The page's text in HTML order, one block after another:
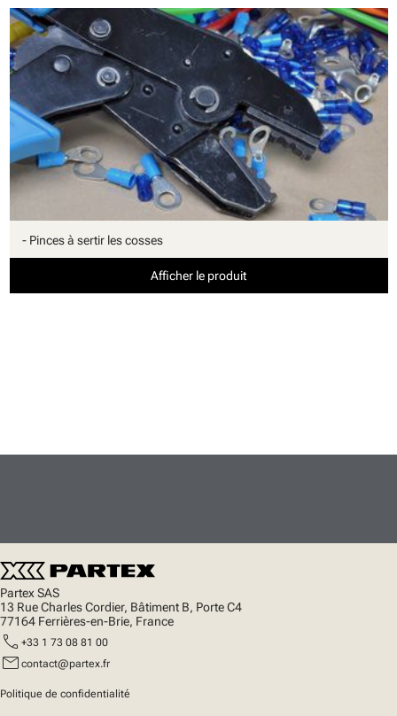
- Pinces à sertir les cosses
Afficher le produit
Partex SAS
13 Rue Charles Cordier, Bâtiment B, Porte C4
77164 Ferrières-en-Brie, France
call +33 1 73 08 81 00
mail contact@partex.fr
Politique de confidentialité